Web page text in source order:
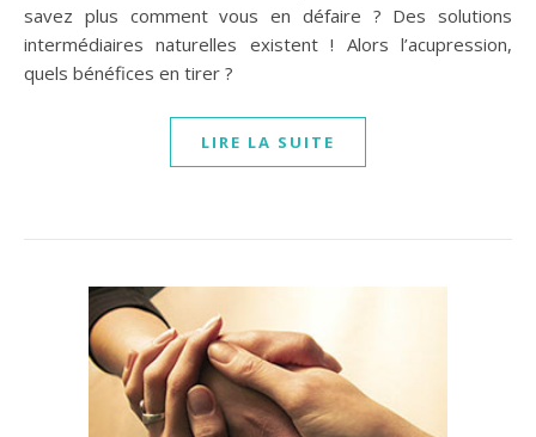
savez plus comment vous en défaire ? Des solutions
intermédiaires naturelles existent ! Alors l’acupression,
quels bénéfices en tirer ?
LIRE LA SUITE